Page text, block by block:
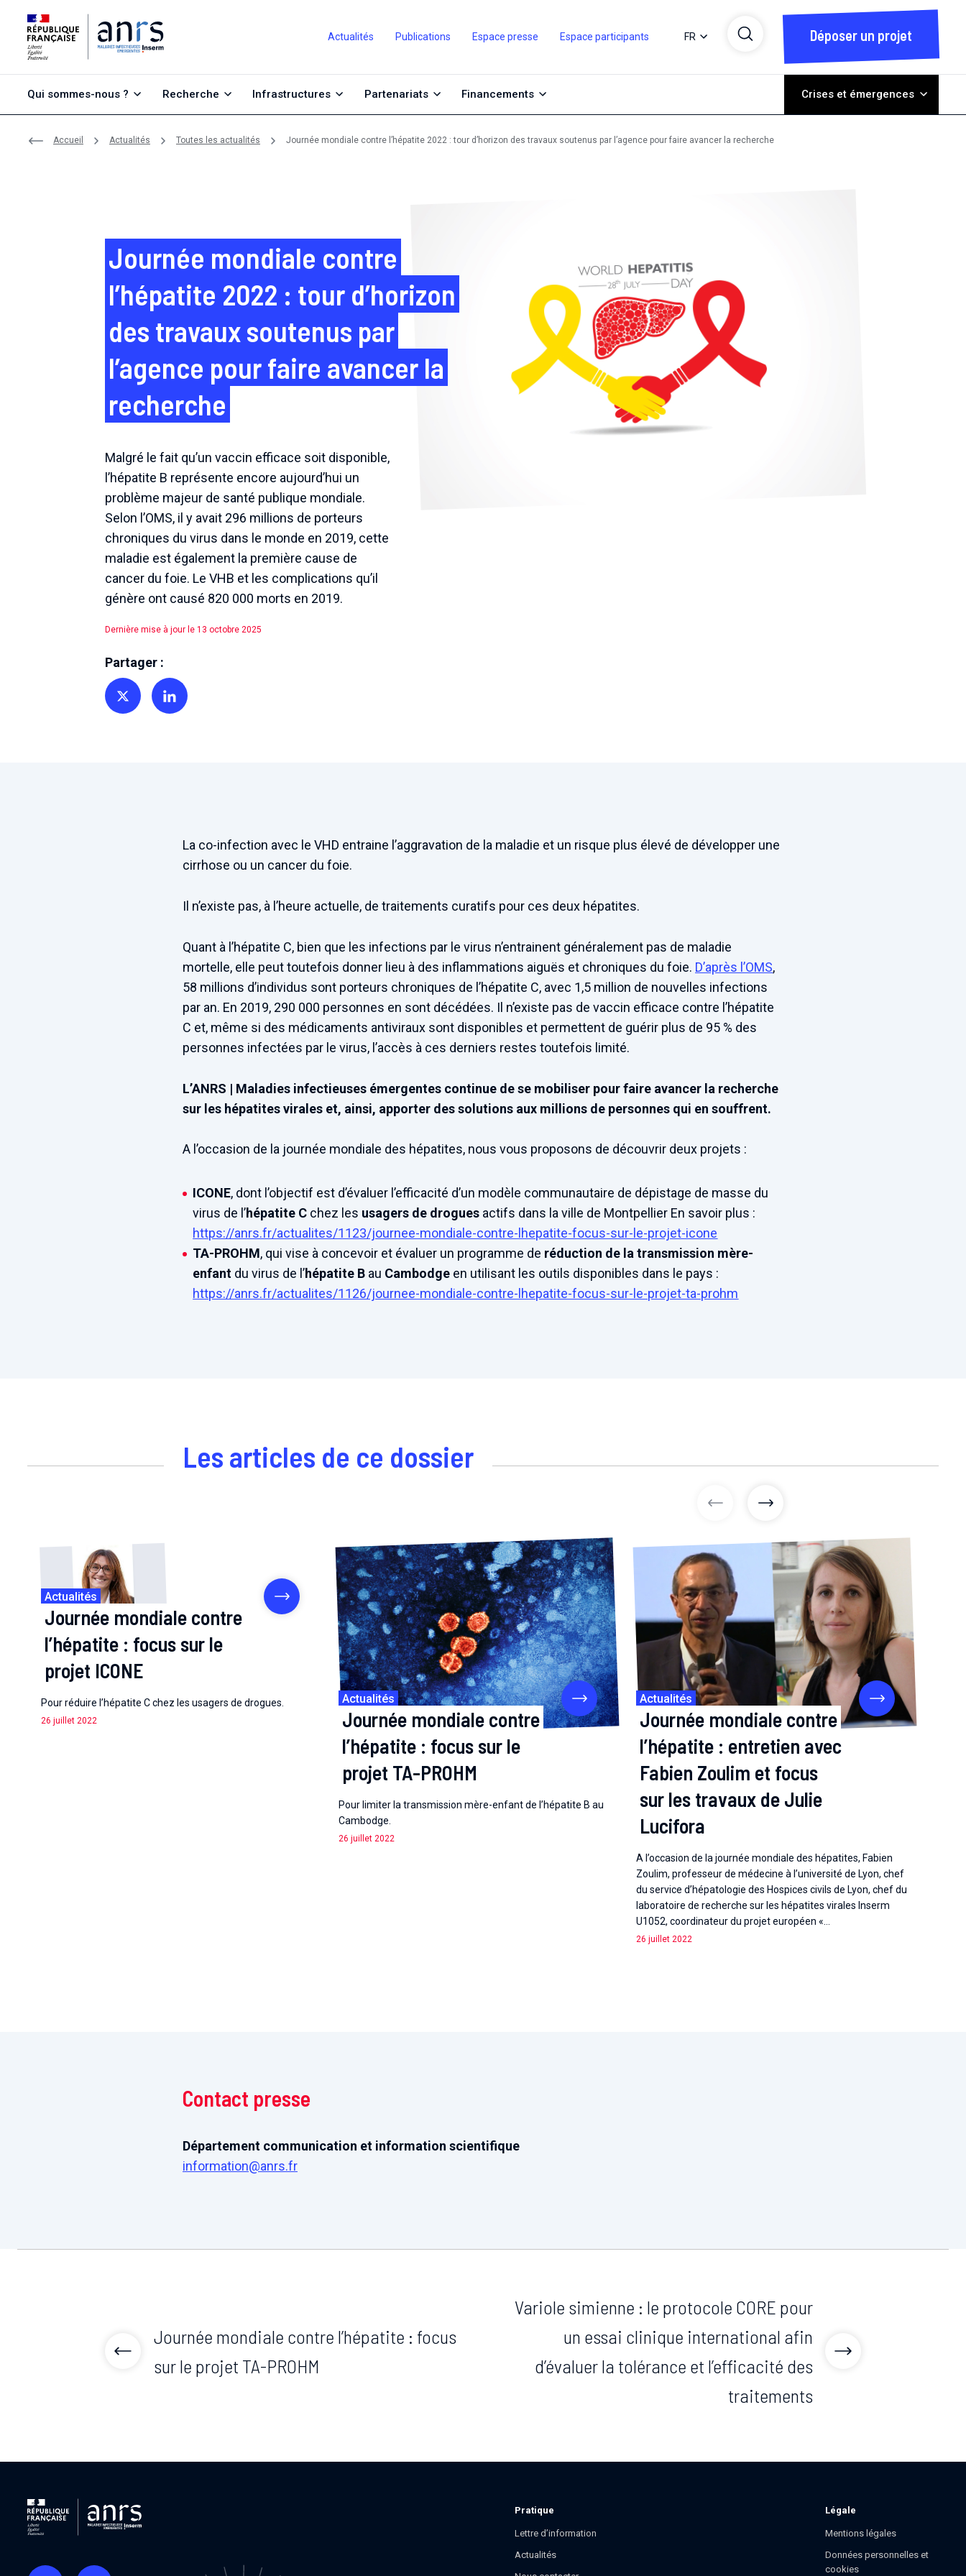
Actualités Publications Espace presse Espace participants FR Déposer un projet
Qui sommes-nous ? Recherche Infrastructures Partenariats Financements Crises et émergences
Accueil Actualités Toutes les actualités Journée mondiale contre l’hépatite 2022 : tour d’horizon des travaux soutenus par l’agence pour faire avancer la recherche
Journée mondiale contre
l’hépatite 2022 : tour d’horizon
des travaux soutenus par
l’agence pour faire avancer la
recherche
Malgré le fait qu’un vaccin efficace soit disponible,
l’hépatite B représente encore aujourd’hui un
problème majeur de santé publique mondiale.
Selon l’OMS, il y avait 296 millions de porteurs
chroniques du virus dans le monde en 2019, cette
maladie est également la première cause de
cancer du foie. Le VHB et les complications qu’il
génère ont causé 820 000 morts en 2019.
Dernière mise à jour le 13 octobre 2025
Partager :
Partager sur TwitterPartager sur Linkedin
La co-infection avec le VHD entraine l’aggravation de la maladie et un risque plus élevé de développer une
cirrhose ou un cancer du foie.
Il n’existe pas, à l’heure actuelle, de traitements curatifs pour ces deux hépatites.
Quant à l’hépatite C, bien que les infections par le virus n’entrainent généralement pas de maladie
mortelle, elle peut toutefois donner lieu à des inflammations aiguës et chroniques du foie. D’après l’OMS,
58 millions d’individus sont porteurs chroniques de l’hépatite C, avec 1,5 million de nouvelles infections
par an. En 2019, 290 000 personnes en sont décédées. Il n’existe pas de vaccin efficace contre l’hépatite
C et, même si des médicaments antiviraux sont disponibles et permettent de guérir plus de 95 % des
personnes infectées par le virus, l’accès à ces derniers restes toutefois limité.
L’ANRS | Maladies infectieuses émergentes continue de se mobiliser pour faire avancer la recherche
sur les hépatites virales et, ainsi, apporter des solutions aux millions de personnes qui en souffrent.
A l’occasion de la journée mondiale des hépatites, nous vous proposons de découvrir deux projets :
ICONE, dont l’objectif est d’évaluer l’efficacité d’un modèle communautaire de dépistage de masse du
virus de l’hépatite C chez les usagers de drogues actifs dans la ville de Montpellier En savoir plus :
https://anrs.fr/actualites/1123/journee-mondiale-contre-lhepatite-focus-sur-le-projet-icone
TA-PROHM, qui vise à concevoir et évaluer un programme de réduction de la transmission mère-
enfant du virus de l’hépatite B au Cambodge en utilisant les outils disponibles dans le pays :
https://anrs.fr/actualites/1126/journee-mondiale-contre-lhepatite-focus-sur-le-projet-ta-prohm
Les articles de ce dossier
Actualités
Journée mondiale contre
l’hépatite : focus sur le
projet ICONE
Pour réduire l’hépatite C chez les usagers de drogues.
26 juillet 2022
Actualités
Journée mondiale contre
l’hépatite : focus sur le
projet TA-PROHM
Pour limiter la transmission mère-enfant de l’hépatite B au
Cambodge.
26 juillet 2022
Actualités
Journée mondiale contre
l’hépatite : entretien avec
Fabien Zoulim et focus
sur les travaux de Julie
Lucifora
A l’occasion de la journée mondiale des hépatites, Fabien
Zoulim, professeur de médecine à l’université de Lyon, chef
du service d’hépatologie des Hospices civils de Lyon, chef du
laboratoire de recherche sur les hépatites virales Inserm
U1052, coordinateur du projet européen «…
26 juillet 2022
Contact presse
Département communication et information scientifique
information@anrs.fr
Journée mondiale contre l’hépatite : focus
sur le projet TA-PROHM
Variole simienne : le protocole CORE pour
un essai clinique international afin
d’évaluer la tolérance et l’efficacité des
traitements
Pratique
Lettre d’information
Actualités
Légale
Mentions légales
Données personnelles et
cookies